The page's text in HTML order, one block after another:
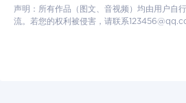
声明：所有作品（图文、音视频）均由用户自
流。若您的权利被侵害，请联系